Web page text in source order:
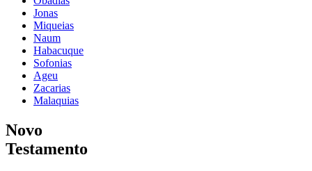
Jonas
Miqueias
Naum
Habacuque
Sofonias
Ageu
Zacarias
Malaquias
Novo
Testamento